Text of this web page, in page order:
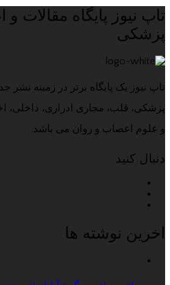
تاپ نیوز پایگاه مقالات
پزشکی
تاپ نیوز یک پایگاه برتر در زمینه نشر
پزشکی، قلب، مجاری ادراری، داخلی،
و علوم اعصاب و روان می باشد.
دنبال کنید
اخرین نوشته ها